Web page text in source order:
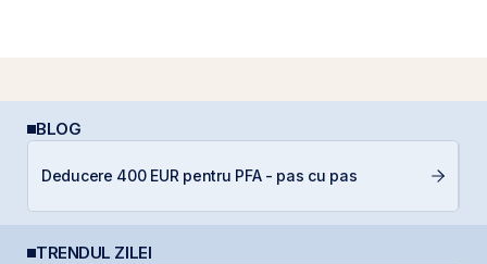
BLOG
Deducere 400 EUR pentru PFA - pas cu pas
TRENDUL ZILEI